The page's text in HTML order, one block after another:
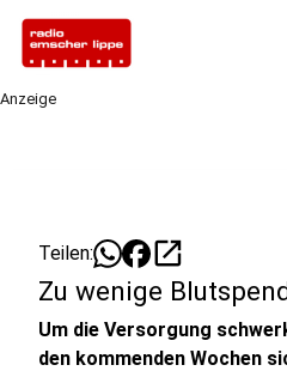
Anzeige
Teilen: open_in_new
Zu wenige
Um die Versorgung
den kommenden Wochen